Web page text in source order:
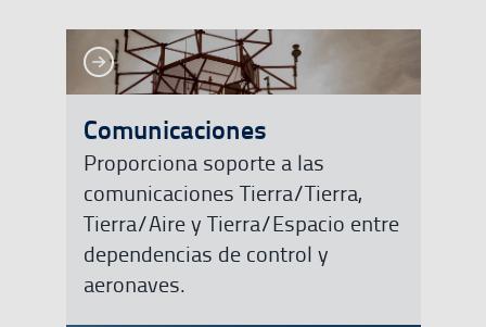
Ver más
Comunicaciones
Proporciona soporte a las
comunicaciones Tierra/Tierra,
Tierra/Aire y Tierra/Espacio entre
dependencias de control y
aeronaves.